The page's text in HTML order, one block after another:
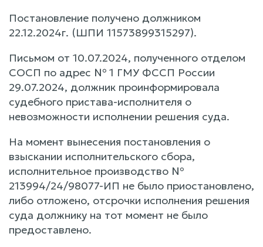
Постановление получено должником
22.12.2024г. (ШПИ 11573899315297).
Письмом от 10.07.2024, полученного отделом
СОСП по адрес № 1 ГМУ ФССП России
29.07.2024, должник проинформировала
судебного пристава-исполнителя о
невозможности исполнении решения суда.
На момент вынесения постановления о
взыскании исполнительского сбора,
исполнительное производство №
213994/24/98077-ИП не было приостановлено,
либо отложено, отсрочки исполнения решения
суда должнику на тот момент не было
предоставлено.